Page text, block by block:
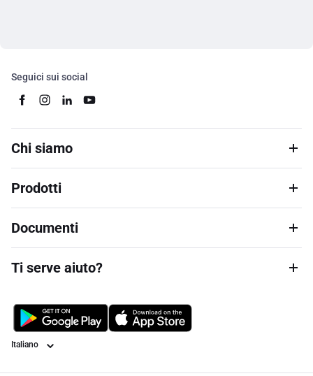
Seguici sui social
Chi siamo
Prodotti
Documenti
Ti serve aiuto?
Lingua